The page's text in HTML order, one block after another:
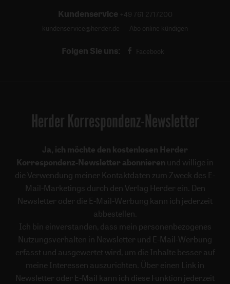
Kundenservice +49 761 2717200
kundenservice@herder.de
Abo online kündigen
Folgen Sie uns: Facebook
Herder Korrespondenz-Newsletter
Ja, ich möchte den kostenlosen Herder
Korrespondenz-Newsletter abonnieren und willige in
die Verwendung meiner Kontaktdaten zum Zweck des E-
Mail-Marketings durch den Verlag Herder ein. Den
Newsletter oder die E-Mail-Werbung kann ich jederzeit
abbestellen.
Ich bin einverstanden, dass mein personenbezogenes
Nutzungsverhalten in Newsletter und E-Mail-Werbung
erfasst und ausgewertet wird, um die Inhalte besser auf
meine Interessen auszurichten. Über einen Link in
Newsletter oder E-Mail kann ich diese Funktion jederzeit